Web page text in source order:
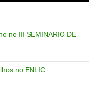
no III SEMINÁRIO DE
no ENLIC